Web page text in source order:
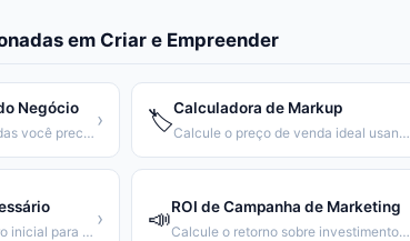
em Criar e Empreender
Negócio
Descubra quantas vendas você precisa para cobrir seus custos
› 🏷️Calculadora de Markup
Calcule o preço de venda ideal usando markup
Calcule o capital de giro inicial para seu negócio
› 📣ROI de Campanha de Marketing
Calcule o retorno sobre investimento de uma campanha